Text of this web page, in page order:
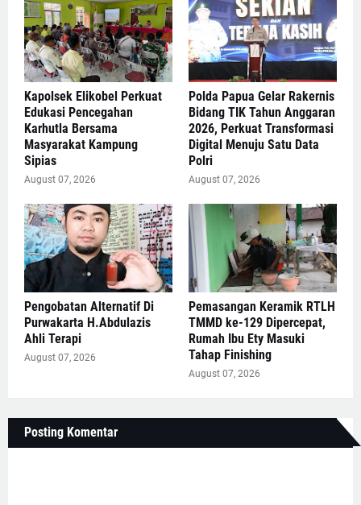
Kapolsek Elikobel Perkuat
Edukasi Pencegahan
Karhutla Bersama
Masyarakat Kampung
Sipias
August 07, 2026
Polda Papua Gelar Rakernis
Bidang TIK Tahun Anggaran
2026, Perkuat Transformasi
Digital Menuju Satu Data
Polri
August 07, 2026
Pengobatan Alternatif Di
Purwakarta H.Abdulazis
Ahli Terapi
August 07, 2026
Pemasangan Keramik RTLH
TMMD ke-129 Dipercepat,
Rumah Ibu Ety Masuki
Tahap Finishing
August 07, 2026
Posting Komentar